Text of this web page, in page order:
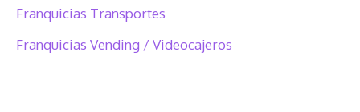
Franquicias Transportes
Franquicias Vending / Videocajeros